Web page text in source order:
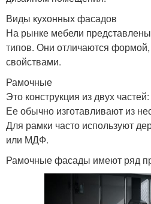
Виды кухонных фасадов
На рынке мебели
типов. Они отличаются формой,
свойствами.
Рамочные
Это конструкция из двух
Ее обычно изготавливают из
Для рамки часто используют
или МДФ.
Рамочные фасады имеют ряд